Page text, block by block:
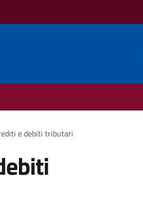
e debiti tributari